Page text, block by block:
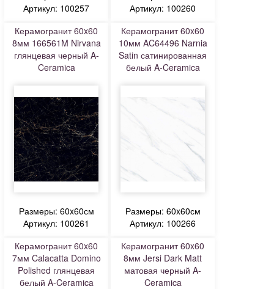
Артикул: 100257
Артикул: 100260
Керамогранит 60x60
8мм 166561M Nirvana
глянцевая черный A-
Ceramica
Размеры: 60x60см
Артикул: 100261
Керамогранит 60x60
10мм AC64496 Narnia
Satin сатинированная
белый A-Ceramica
Размеры: 60x60см
Артикул: 100266
Керамогранит 60x60
7мм Calacatta Domino
Polished глянцевая
белый A-Ceramica
Керамогранит 60x60
8мм Jersi Dark Matt
матовая черный A-
Ceramica